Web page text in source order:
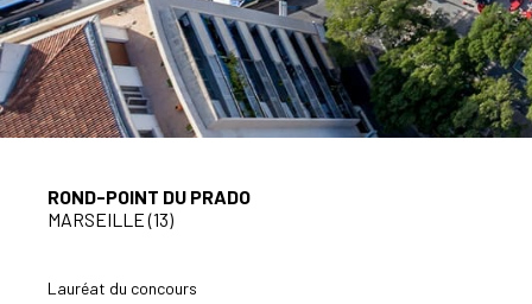
ROND-POINT DU PRADO
MARSEILLE (13)
Lauréat du concours